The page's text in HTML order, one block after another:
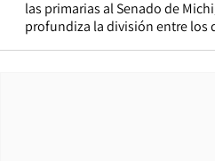
las primarias al Senado de
profundiza la división entre los